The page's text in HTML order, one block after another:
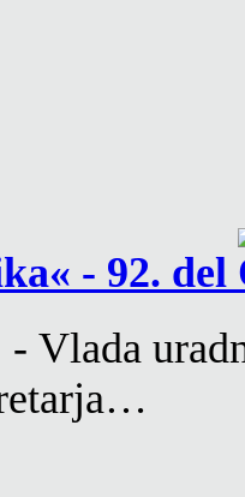
- 92. del
Vlada